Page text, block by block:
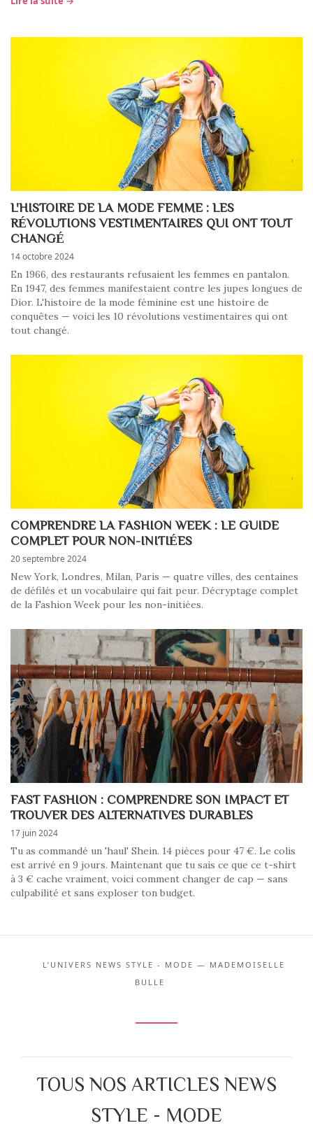
L'HISTOIRE DE LA MODE FEMME : LES
RÉVOLUTIONS VESTIMENTAIRES QUI ONT TOUT
CHANGÉ
14 octobre 2024
En 1966, des restaurants refusaient les femmes en pantalon.
En 1947, des femmes manifestaient contre les jupes longues de
Dior. L'histoire de la mode féminine est une histoire de
conquêtes — voici les 10 révolutions vestimentaires qui ont
tout changé.
COMPRENDRE LA FASHION WEEK : LE GUIDE
COMPLET POUR NON-INITIÉES
20 septembre 2024
New York, Londres, Milan, Paris — quatre villes, des centaines
de défilés et un vocabulaire qui fait peur. Décryptage complet
de la Fashion Week pour les non-initiées.
FAST FASHION : COMPRENDRE SON IMPACT ET
TROUVER DES ALTERNATIVES DURABLES
17 juin 2024
Tu as commandé un 'haul' Shein. 14 pièces pour 47 €. Le colis
est arrivé en 9 jours. Maintenant que tu sais ce que ce t-shirt
à 3 € cache vraiment, voici comment changer de cap — sans
culpabilité et sans exploser ton budget.
L’UNIVERS NEWS STYLE - MODE — MADEMOISELLE
BULLE
TOUS NOS ARTICLES NEWS
STYLE - MODE